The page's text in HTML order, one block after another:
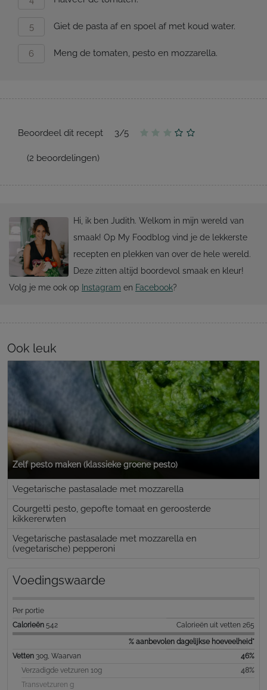
Giet de pasta af en spoel af met koud water.
Meng de tomaten, pesto en mozzarella.
Beoordeel dit recept 3/5
(2 beoordelingen)
Hi, ik ben Judith. Welkom in mijn wereld van
smaak! Op My Foodblog vind je de lekkerste
recepten en plekken van over de hele wereld.
Deze zitten altijd boordevol smaak en kleur!
Volg je me ook op Instagram en Facebook?
Ook leuk
Zelf pesto maken (klassieke groene pesto)
Vegetarische pastasalade met mozzarella
Courgetti pesto, gepofte tomaat en geroosterde
kikkererwten
Vegetarische pastasalade met mozzarella en
(vegetarische) pepperoni
Voedingswaarde
Per portie
Calorieën 542
Calorieën uit vetten 265
% aanbevolen dagelijkse hoeveelheid*
Vetten 30g, Waarvan
46%
Verzadigde vetzuren 10g
48%
Transvetzuren g